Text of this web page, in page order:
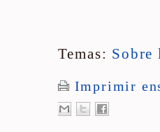
Temas: Sobre
Imprimir